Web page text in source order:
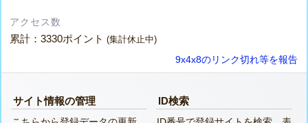
アクセス数
累計：3330ポイント(集計休止中)
9x4x8のリンク切れ等を報告
サイト情報の管理 ID検索